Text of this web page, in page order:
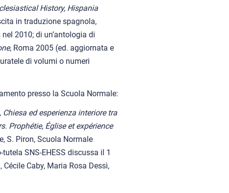
History, Hispania
in traduzione spagnola,
2010; di un’antologia di
, Roma 2005 (ed. aggiornata e
di volumi o numeri
presso la Scuola Normale:
ed esperienza interiore tra
Prophétie, Église et expérience
S. Piron, Scuola Normale
SNS-EHESS discussa il 1
Caby, Maria Rosa Dessì,